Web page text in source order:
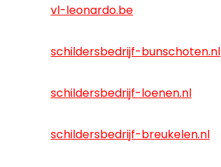
vl-leonardo.be
schildersbedrijf-bunschoten.nl
schildersbedrijf-loenen.nl
schildersbedrijf-breukelen.nl